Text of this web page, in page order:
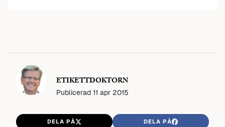
ETIKETTDOKTORN
Publicerad 11 apr 2015
DELA PÅ DELA PÅ